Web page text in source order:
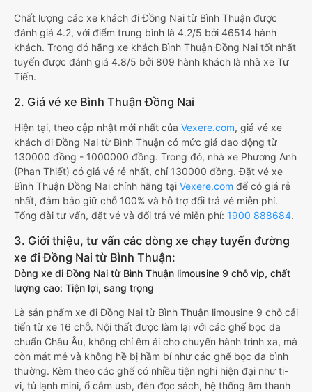
Chất lượng các xe khách đi Đồng Nai từ Bình Thuận được
đánh giá 4.2, với điểm trung bình là 4.2/5 bởi 46514 hành
khách. Trong đó hãng xe khách Bình Thuận Đồng Nai tốt nhất
tuyến được đánh giá 4.8/5 bởi 809 hành khách là nhà xe Tư
Tiến.
2. Giá vé xe Bình Thuận Đồng Nai
Hiện tại, theo cập nhật mới nhất của Vexere.com, giá vé xe
khách đi Đồng Nai từ Bình Thuận có mức giá dao động từ
130000 đồng - 1000000 đồng. Trong đó, nhà xe Phương Anh
(Phan Thiết) có giá vé rẻ nhất, chỉ 130000 đồng. Đặt vé xe
Bình Thuận Đồng Nai chính hãng tại Vexere.com để có giá rẻ
nhất, đảm bảo giữ chỗ 100% và hỗ trợ đổi trả vé miễn phí.
Tổng đài tư vấn, đặt vé và đổi trả vé miễn phí: 1900 888684.
3. Giới thiệu, tư vấn các dòng xe chạy tuyến đường
xe đi Đồng Nai từ Bình Thuận:
Dòng xe đi Đồng Nai từ Bình Thuận limousine 9 chỗ vip, chất
lượng cao: Tiện lợi, sang trọng
Là sản phẩm xe đi Đồng Nai từ Bình Thuận limousine 9 chỗ cải
tiến từ xe 16 chỗ. Nội thất được làm lại với các ghế bọc da
chuẩn Châu Âu, không chỉ êm ái cho chuyến hành trình xa, mà
còn mát mẻ và không hề bị hầm bí như các ghế bọc da bình
thường. Kèm theo các ghế có nhiều tiện nghi hiện đại như ti-
vi, tủ lạnh mini, ổ cắm usb, đèn đọc sách, hệ thống âm thanh